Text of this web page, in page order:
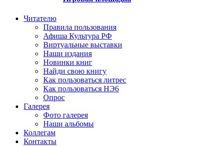
Читателю
Правила пользования
Афиша Культура РФ
Виртуальные выставки
Наши издания
Новинки книг
Найди свою книгу
Как пользоваться литрес
Как пользоваться НЭ6
Опрос
Галерея
Фото галерея
Наши альбомы
Коллегам
Контакты